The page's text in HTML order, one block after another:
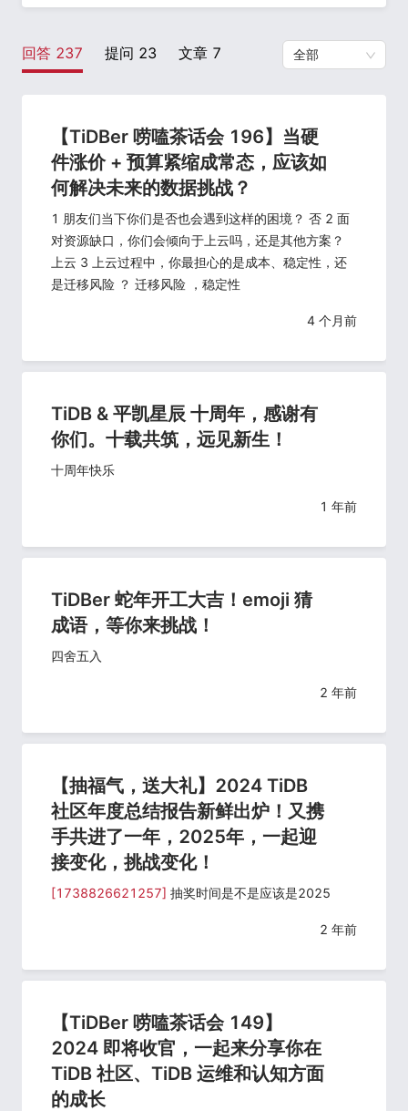
回答 237 提问 23 文章 7 全部
【TiDBer 唠嗑茶话会 196】当硬
件涨价 + 预算紧缩成常态，应该如
何解决未来的数据挑战？
1 朋友们当下你们是否也会遇到这样的困境？ 否 2 面
对资源缺口，你们会倾向于上云吗，还是其他方案？
上云 3 上云过程中，你最担心的是成本、稳定性，还
是迁移风险 ？ 迁移风险 ，稳定性
4 个月前
TiDB & 平凯星辰 十周年，感谢有
你们。十载共筑，远见新生！
十周年快乐
1 年前
TiDBer 蛇年开工大吉！emoji 猜
成语，等你来挑战！
四舍五入
2 年前
【抽福气，送大礼】2024 TiDB
社区年度总结报告新鲜出炉！又携
手共进了一年，2025年，一起迎
接变化，挑战变化！
[1738826621257] 抽奖时间是不是应该是2025
2 年前
【TiDBer 唠嗑茶话会 149】
2024 即将收官，一起来分享你在
TiDB 社区、TiDB 运维和认知方面
的成长